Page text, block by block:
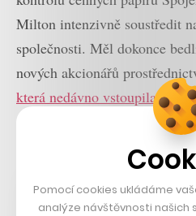
Milton intenzivně soustředit
společnosti. Měl dokonce
nových akcionářů
která nedávno vstoupila na
Více na CzechCrunch Jobs
Pomocí cookies ukládáme
analýze návštěvnosti našich